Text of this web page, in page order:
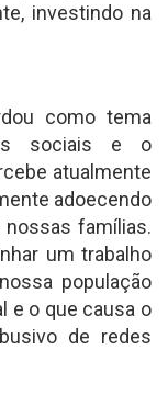
investindo na
como tema
sociais e o
atualmente
adoecendo
famílias.
um trabalho
população
e o que causa o
de redes